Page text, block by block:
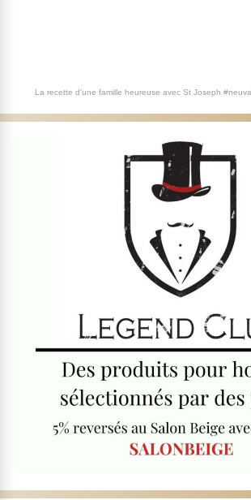
La recette d'une famille heureuse avec St Joseph